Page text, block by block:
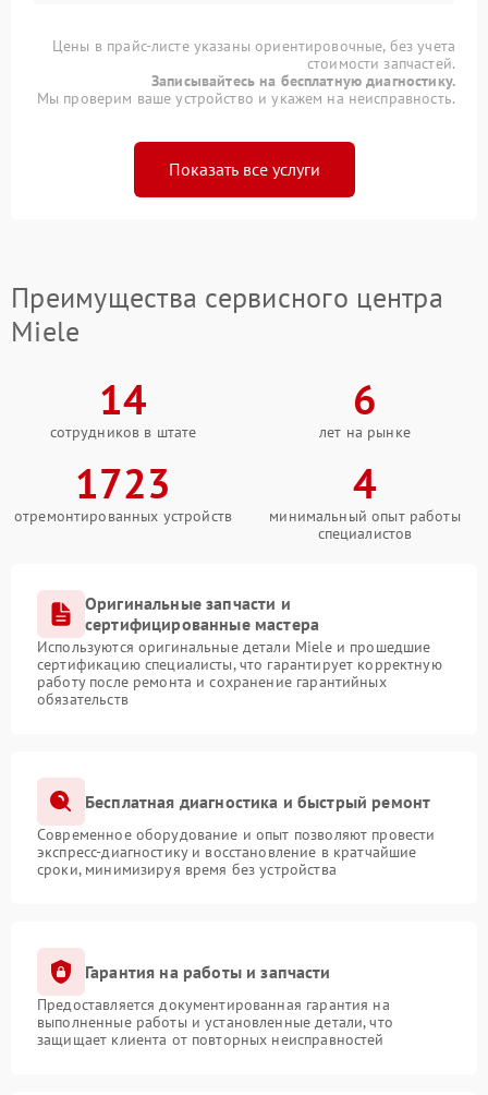
Цены в прайс-листе указаны ориентировочные, без учета
стоимости запчастей.
Записывайтесь на бесплатную диагностику.
Мы проверим ваше устройство и укажем на неисправность.
Показать все услуги
Преимущества сервисного центра
Miele
14
сотрудников в штате
6
лет на рынке
1723
отремонтированных устройств
4
минимальный опыт работы
специалистов
Оригинальные запчасти и
сертифицированные мастера
Используются оригинальные детали Miele и прошедшие
сертификацию специалисты, что гарантирует корректную
работу после ремонта и сохранение гарантийных
обязательств
Бесплатная диагностика и быстрый ремонт
Современное оборудование и опыт позволяют провести
экспресс-диагностику и восстановление в кратчайшие
сроки, минимизируя время без устройства
Гарантия на работы и запчасти
Предоставляется документированная гарантия на
выполненные работы и установленные детали, что
защищает клиента от повторных неисправностей